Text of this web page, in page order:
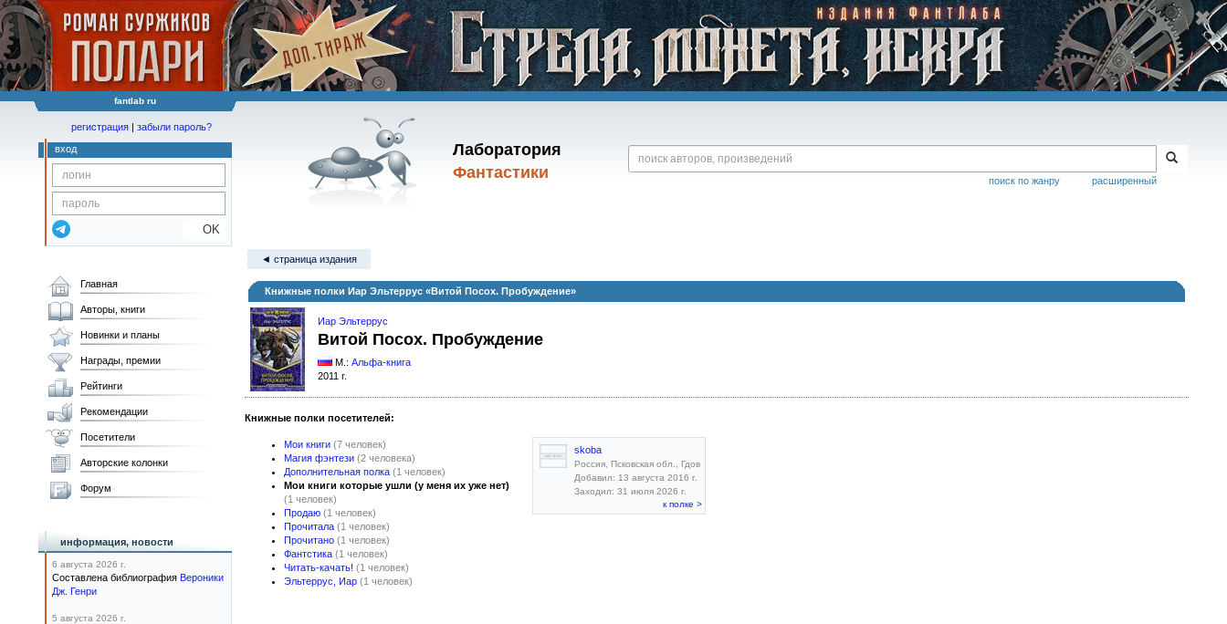
fantlab ru
Лаборатория
Фантастики
расширенный
поиск по жанру
регистрация | забыли пароль?
вход
OK
◄ страница издания
Книжные полки Иар Эльтеррус «Витой Посох. Пробуждение»
Иар Эльтеррус
Витой Посох. Пробуждение
М.: Альфа-книга
2011 г.
Книжные полки посетителей:
Мои книги (7 человек)
Магия фэнтези (2 человека)
Дополнительная полка (1 человек)
Мои книги которые ушли (у меня их уже нет)
(1 человек)
Продаю (1 человек)
Прочитала (1 человек)
Прочитано (1 человек)
Фантстика (1 человек)
Читать-качать! (1 человек)
Эльтеррус, Иар (1 человек)
skoba
Россия, Псковская обл., Гдов
Добавил: 13 августа 2016 г.
Заходил: 31 июля 2026 г.
к полке >
Главная
Авторы, книги
Новинки и планы
Награды, премии
Рейтинги
Рекомендации
Посетители
Авторские колонки
Форум
информация, новости
6 августа 2026 г.
Составлена библиография Вероники
Дж. Генри
5 августа 2026 г.